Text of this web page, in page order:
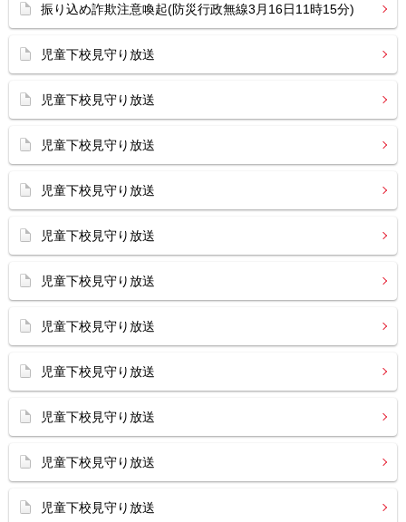
振り込め詐欺注意喚起(防災行政無線3月16日11時15分)
児童下校見守り放送
児童下校見守り放送
児童下校見守り放送
児童下校見守り放送
児童下校見守り放送
児童下校見守り放送
児童下校見守り放送
児童下校見守り放送
児童下校見守り放送
児童下校見守り放送
児童下校見守り放送